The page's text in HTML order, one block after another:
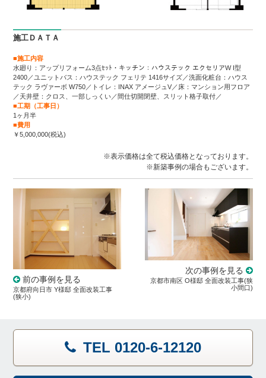
施工ＤＡＴＡ
■施工内容
水廻り：アップリフォーム3点ｾｯﾄ・キッチン：ハウステック エクセリアW I型
2400／ユニットバス：ハウステック フェリテ 1416サイズ／洗面化粧台：ハウス
テック ラヴァーボ W750／トイレ：INAX アメージュV／床：マンション用フロア
／天井壁：クロス、一部しっくい／間仕切開閉壁、スリット格子取付／
■工期（工事日）
1ヶ月半
■費用
￥5,000,000(税込)
※表示価格は全て税込価格となっております。
※新築事例の場合もございます。
前の事例を見る
京都府向日市 Y様邸 全面改装工事
(狭小)
次の事例を見る
京都市南区 O様邸 全面改装工事(狭
小間口)
TEL 0120-6-12120